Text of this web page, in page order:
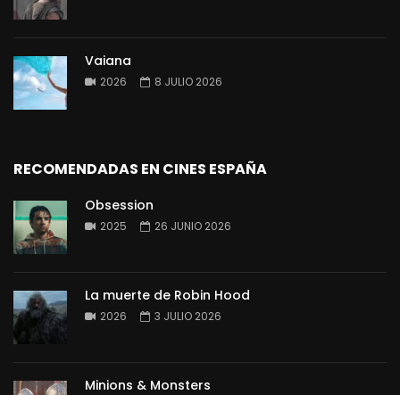
Vaiana
2026 8 JULIO 2026
RECOMENDADAS EN CINES ESPAÑA
Obsession
2025 26 JUNIO 2026
La muerte de Robin Hood
2026 3 JULIO 2026
Minions & Monsters